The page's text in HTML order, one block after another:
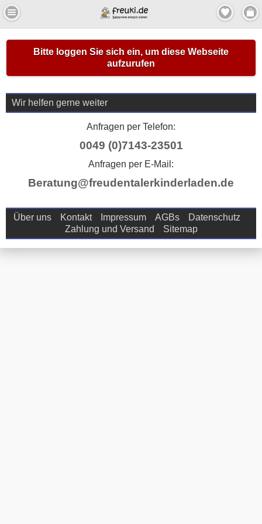
Bitte loggen Sie sich ein, um diese Webseite
aufzurufen
Wir helfen gerne weiter
Anfragen per Telefon:
0049 (0)7143-23501
Anfragen per E-Mail:
Beratung@freudentalerkinderladen.de
Über uns Kontakt Impressum AGBs
Datenschutz
Zahlung und Versand
Sitemap